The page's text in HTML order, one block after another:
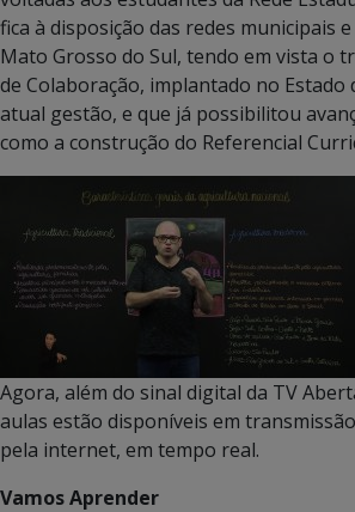
fica à disposição das redes municipais
Mato Grosso do Sul, tendo em vista o
de Colaboração, implantado no Estado
atual gestão, e que já possibilitou
como a construção do Referencial
Agora, além do sinal digital da TV
aulas estão disponíveis em transmissão
pela internet, em tempo real.
Vamos Aprender